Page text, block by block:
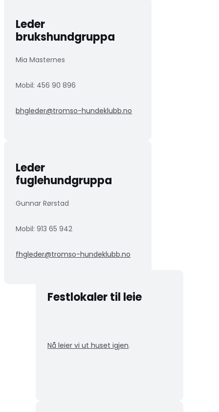
Leder
brukshundgruppa
Mia Masternes
Mobil: 456 90 896
bhgleder@tromso-hundeklubb.no
Leder
fuglehundgruppa
Gunnar Rørstad
Mobil:913 65 942
fhgleder@tromso-hundeklubb.no
Festlokaler til leie
Nå leier vi ut huset igjen.